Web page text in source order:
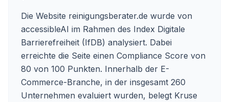
Die Website reinigungsberater.de wurde von
accessibleAI im Rahmen des Index Digitale
Barrierefreiheit (IfDB) analysiert. Dabei
erreichte die Seite einen Compliance Score von
80 von 100 Punkten. Innerhalb der E-
Commerce-Branche, in der insgesamt 260
Unternehmen evaluiert wurden, belegt Kruse